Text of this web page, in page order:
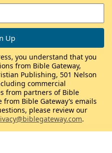
you understand that you
from Bible Gateway,
Publishing, 501 Nelson
commercial
from partners of Bible
Bible Gateway’s emails
please review our
.